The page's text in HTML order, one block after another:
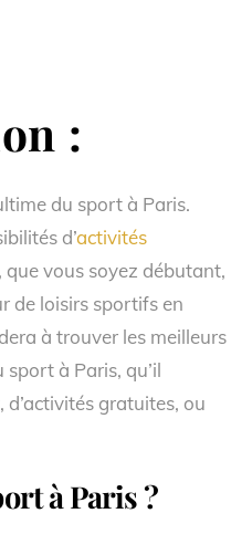
:
du sport à Paris.
d’activités
que vous soyez débutant,
de loisirs sportifs en
à trouver les meilleurs
à Paris, qu’il
d’activités gratuites, ou
à Paris ?